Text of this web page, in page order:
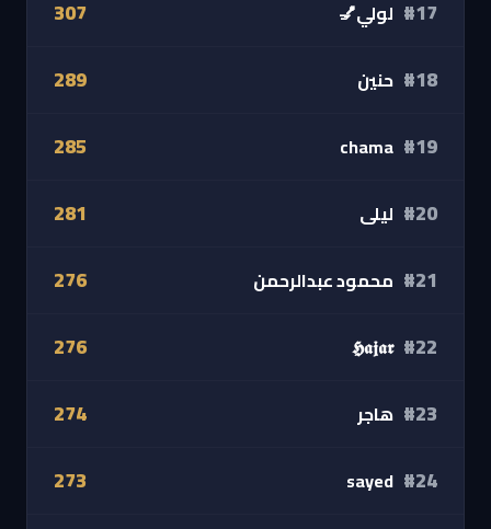
#17 لولي💅
307
#18 حنين
289
#19
chama
285
#20 ليلى
281
#21 محمود عبدالرحمن
276
#22
𝕳𝖆𝖏𝖆𝖗
276
#23 هاجر
274
#24
sayed
273